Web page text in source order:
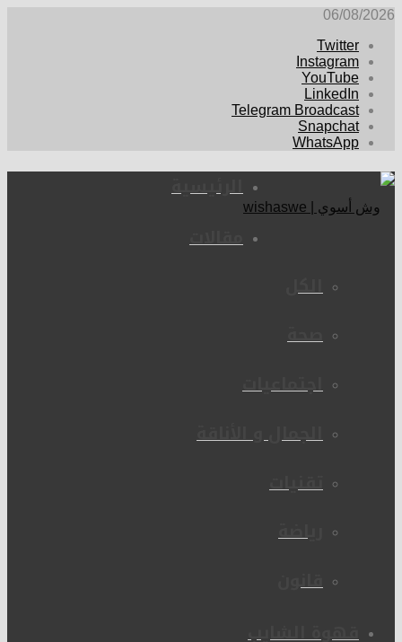
06/08/2026
Twitter
Instagram
YouTube
LinkedIn
Telegram Broadcast
Snapchat
WhatsApp
الرئيسية
مقالات
الكل
صحة
اجتماعيات
الجمال و الأناقة
تقنيات
رياضة
قانون
قهوة الشايب